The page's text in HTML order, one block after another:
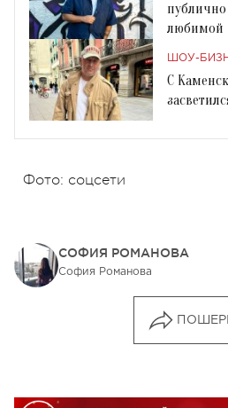
любимой
ШОУ-
С
Фото: соцсети
СОФИЯ РОМАНОВА
София Романова